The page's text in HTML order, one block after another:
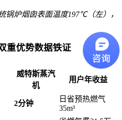
锅炉烟囱表面温度197℃（左），
重优势数据铁证
威特斯蒸汽
机
用户年收益
2分钟
日省预热燃气
35m³